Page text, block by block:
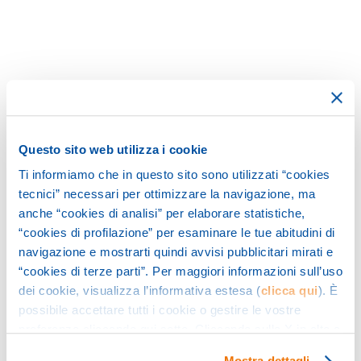
Questo sito web utilizza i cookie
Ti informiamo che in questo sito sono utilizzati “cookies
tecnici” necessari per ottimizzare la navigazione, ma
anche “cookies di analisi” per elaborare statistiche,
“cookies di profilazione” per esaminare le tue abitudini di
navigazione e mostrarti quindi avvisi pubblicitari mirati e
“cookies di terze parti”. Per maggiori informazioni sull’uso
dei cookie, visualizza l’informativa estesa (clicca qui). È
possibile accettare tutti i cookie o gestire le vostre
PTC with their own built-in offers a
wide
range of machines, suitable forsewer
cleaning.
We offer extremely compact machinesthat
can fit intoany type of van, and ensure
saving money and speed of execution
. They